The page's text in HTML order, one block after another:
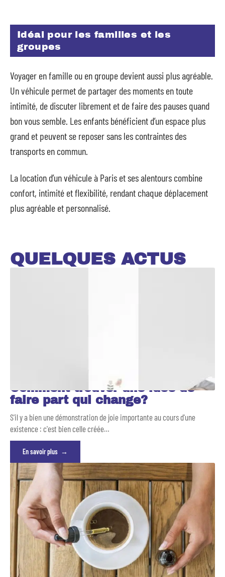
Idéal pour les familles et les
groupes
Voyager en famille ou en groupe devient aussi plus agréable.
Un véhicule permet de partager des moments en toute
intimité, de discuter librement et de faire des pauses quand
bon vous semble. Les enfants bénéficient d’un espace plus
grand et peuvent se reposer sans les contraintes des
transports en commun.
La location d’un véhicule à Paris et ses alentours combine
confort, intimité et flexibilité, rendant chaque déplacement
plus agréable et personnalisé.
QUELQUES ACTUS
Comment trouver une idée de
faire part qui change?
S'il y a bien une démonstration de joie importante au cours d'une
existence : c'est bien celle créée…
En savoir plus